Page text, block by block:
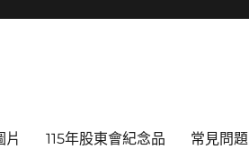
片 115年股東會紀念品 常見問題